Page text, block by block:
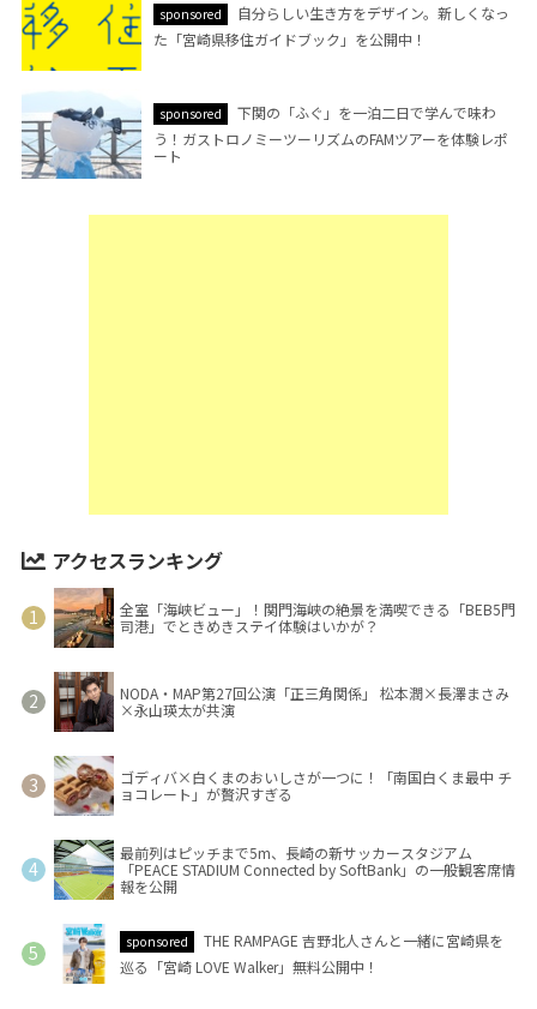
sponsored
自分らしい生き方をデザイン。新しくなっ
た「宮崎県移住ガイドブック」を公開中！
sponsored
下関の「ふぐ」を一泊二日で学んで味わ
う！ガストロノミーツーリズムのFAMツアーを体験レポ
ート
アクセスランキング
全室「海峡ビュー」！関門海峡の絶景を満喫できる「BEB5門
司港」でときめきステイ体験はいかが？
NODA・MAP第27回公演「正三角関係」 松本潤×長澤まさみ
×永山瑛太が共演
ゴディバ×白くまのおいしさが一つに！「南国白くま最中 チ
ョコレート」が贅沢すぎる
最前列はピッチまで5m、長崎の新サッカースタジアム
「PEACE STADIUM Connected by SoftBank」の一般観客席情
報を公開
sponsored
THE RAMPAGE 吉野北人さんと一緒に宮崎県を
巡る「宮崎 LOVE Walker」無料公開中！